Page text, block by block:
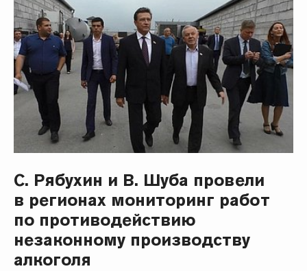
С. Рябухин и В. Шуба провели
в регионах мониторинг работ
по противодействию
незаконному производству
алкоголя